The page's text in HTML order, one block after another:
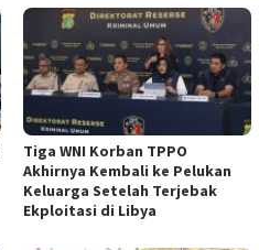
Tiga WNI Korban TPPO
Akhirnya Kembali ke Pelukan
Keluarga Setelah Terjebak
Ekploitasi di Libya